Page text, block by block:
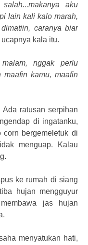
aku
lain kali kalo marah,
caranya biar
ucapnya kala itu.
nggak perlu
kamu, maafin
Ada ratusan serpihan
di ingatanku,
corn bergemeletuk di
menguap. Kalau
ke rumah di siang
hujan mengguyur
jas hujan
menyatukan hati,